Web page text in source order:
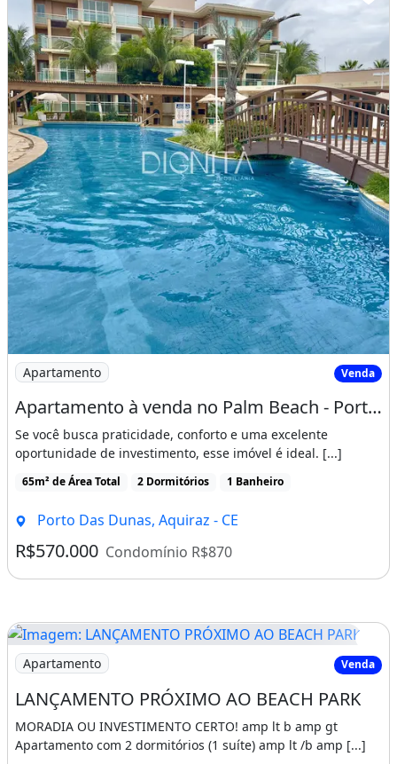
Imagem: Apartamento à venda no Palm Beach - Porteira
Apartamento Venda
Apartamento à venda no Palm Beach - Porteira fechada, pronto para morar ou gerar renda
Se você busca praticidade, conforto e uma excelente
oportunidade de investimento, esse imóvel é ideal. [...]
65m² de Área Total 2 Dormitórios 1 Banheiro
Porto Das Dunas, Aquiraz - CE
R$570.000 Condomínio R$870
Imagem: LANÇAMENTO PRÓXIMO AO BEACH PARK
Apartamento Venda
LANÇAMENTO PRÓXIMO AO BEACH PARK
MORADIA OU INVESTIMENTO CERTO! amp lt b amp gt
Apartamento com 2 dormitórios (1 suíte) amp lt /b amp [...]